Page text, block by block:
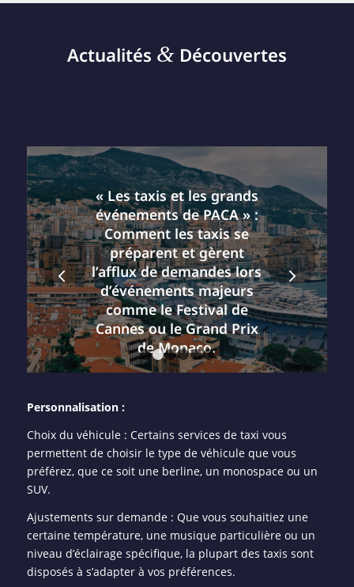
Actualités &Découvertes
« Les taxis et les grands
événements de PACA » :
Comment les taxis se
préparent et gèrent
l’afflux de demandes lors
d’événements majeurs
comme le Festival de
Cannes ou le Grand Prix
de Monaco.
Suivant
1 2 3 4 5 6
Personnalisation :
Choix du véhicule : Certains services de taxi vous
permettent de choisir le type de véhicule que vous
préférez, que ce soit une berline, un monospace ou un
SUV.
Ajustements sur demande : Que vous souhaitiez une
certaine température, une musique particulière ou un
niveau d’éclairage spécifique, la plupart des taxis sont
disposés à s’adapter à vos préférences.